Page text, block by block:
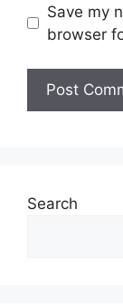
Save my
browser
Search